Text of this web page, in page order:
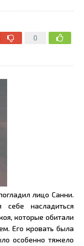
0
лицо Санни.
себе насладиться
которые обитали
Его кровать была
особенно тяжело